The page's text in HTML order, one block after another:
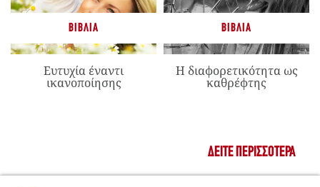
ΒΙΒΛΊΑ
Ευτυχία έναντι
ικανοποίησης
ΒΙΒΛΊΑ
Η διαφορετικότητα ως
καθρέφτης
ΔΕΊΤΕ ΠΕΡΙΣΣΌΤΕΡΑ